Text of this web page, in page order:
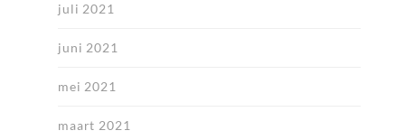
juli 2021
juni 2021
mei 2021
maart 2021